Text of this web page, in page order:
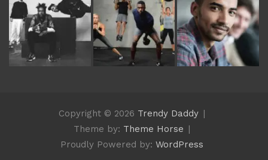
Copyright © 2026 Trendy Daddy
Theme by: Theme Horse
Proudly Powered by: WordPress